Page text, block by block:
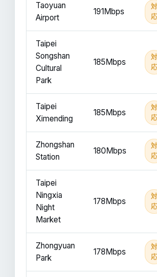
Taoyuan
Airport
191Mbps
対
応
Taipei
Songshan
Cultural
Park
185Mbps
対
応
Taipei
Ximending
185Mbps
対
応
Zhongshan
Station
180Mbps
対
応
Taipei
Ningxia
Night
Market
178Mbps
対
応
Zhongyuan
Park
178Mbps
対
応